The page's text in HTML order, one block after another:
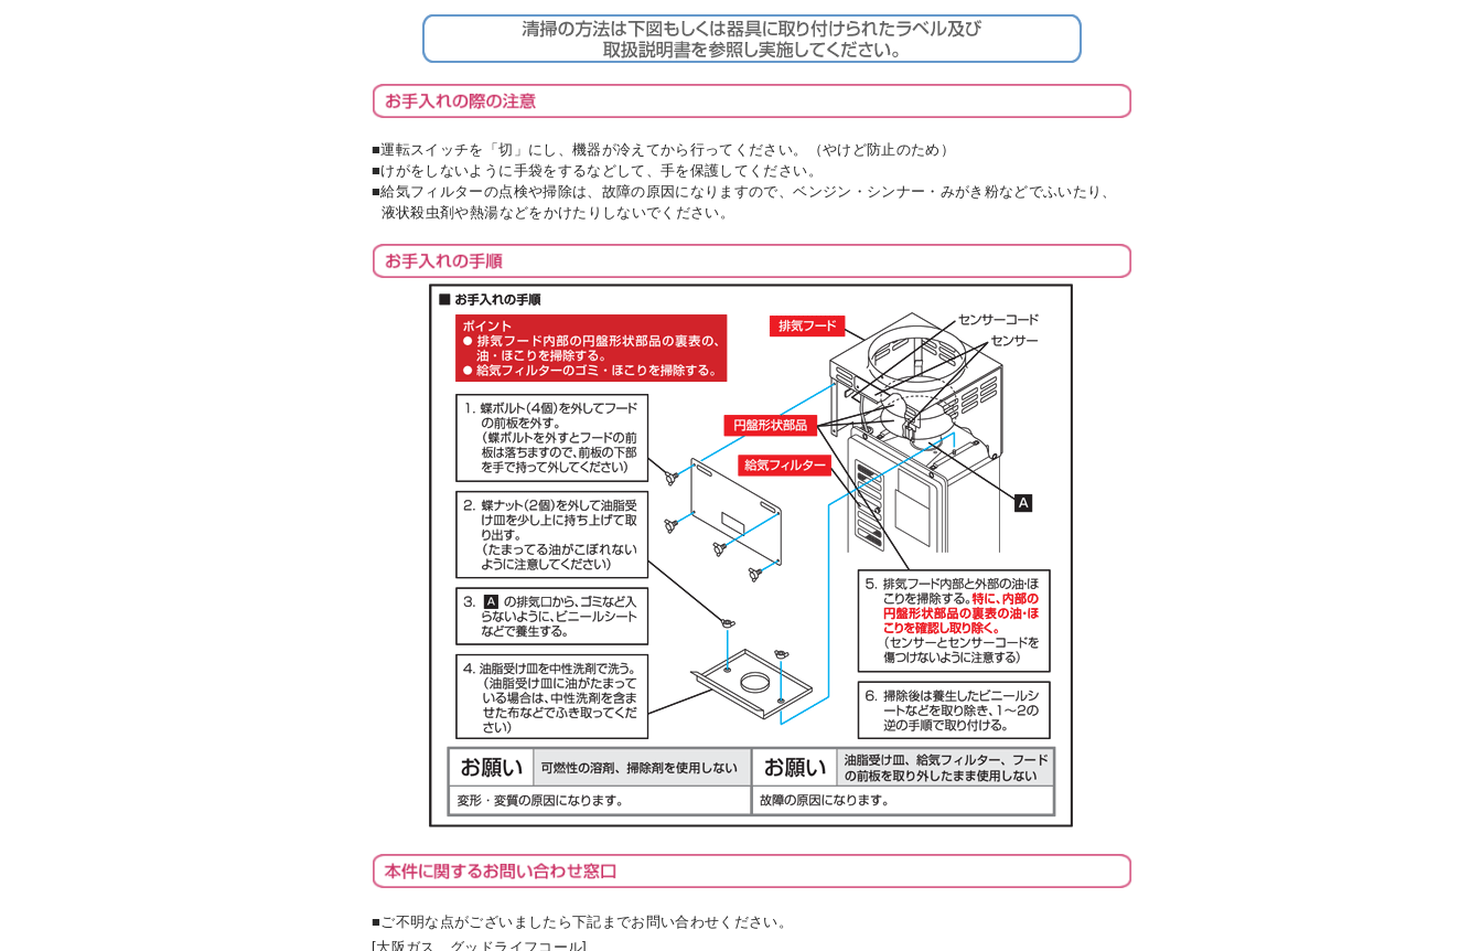
■運転スイッチを「切」にし、機器が冷えてから行ってください。（やけど防止のため）
■けがをしないように手袋をするなどして、手を保護してください。
■給気フィルターの点検や掃除は、故障の原因になりますので、ベンジン・シンナー・みがき粉などでふいたり、
液状殺虫剤や熱湯などをかけたりしないでください。
■ご不明な点がございましたら下記までお問い合わせください。
[大阪ガス グッドライフコール]